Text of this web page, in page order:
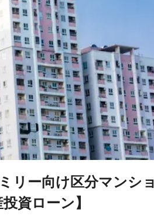
リー向け区分マンシ
資ローン】